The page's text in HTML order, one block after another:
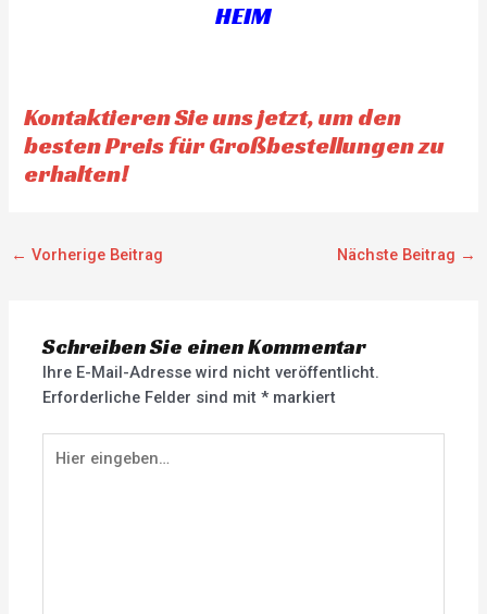
HEIM
Kontaktieren Sie uns jetzt, um den
besten Preis für Großbestellungen zu
erhalten!
← Vorherige Beitrag Nächste Beitrag →
Schreiben Sie einen Kommentar
Ihre E-Mail-Adresse wird nicht veröffentlicht.
Erforderliche Felder sind mit* markiert
eingeben…